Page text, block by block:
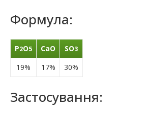
Формула:
P2O5 CaO SO3
19% 17% 30%
Застосування: